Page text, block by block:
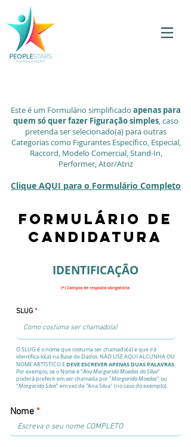
Este é um Formulário simplificado apenas para
quem só quer fazer Figuração simples, caso
pretenda ser selecionado(a) para outras
Categorias como Figurantes Específico, Especial,
Raccord, Modelo Comercial, Stand-In,
Performer, Ator/Atriz
Clique AQUI para o Formulário Completo
FORMULÁRIO DE
CANDIDATURA
IDENTIFICAÇÃO
(*) Campos de resposta obrigatória
SLUG
O SLUG é o nome que costuma ser chamado(a) e que irá
identifica-lo(a) na Base de Dados. NÃO USE AQUI ALCUNHA OU
NOME ARTÍSTICO EDEVE ESCREVER APENAS DUAS PALAVRAS.
Por exemplo, se o Nome é "Ana Margarida Moedas da Silva"
poderá preferir em ser chamada por "Margarida Moedas" ou
"Margarida Silva" em vez de "Ana Silva" (no caso do exemplo).
Nome